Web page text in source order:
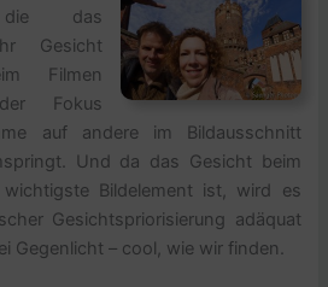
die das
Gesicht
Filmen
Fokus
auf andere im Bildausschnitt
Und da das Gesicht beim
Bildelement ist, wird es
Gesichtspriorisierung adäquat
Gegenlicht – cool, wie wir finden.